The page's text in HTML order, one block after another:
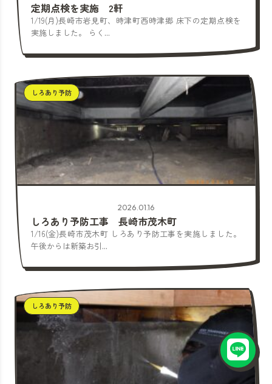
定期点検を実施 2軒
1/19(月)長崎市岩見町、時津町西時津郷 床下の定期点検を
実施しました。 らく...
しろあり予防
2026.01.16
しろあり予防工事 長崎市茂木町
1/16(金)長崎市茂木町 しろあり予防工事を実施しました。
午後からは新築お引...
しろあり予防